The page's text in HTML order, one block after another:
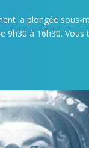
la plongée sous-
9h30 à 16h30.